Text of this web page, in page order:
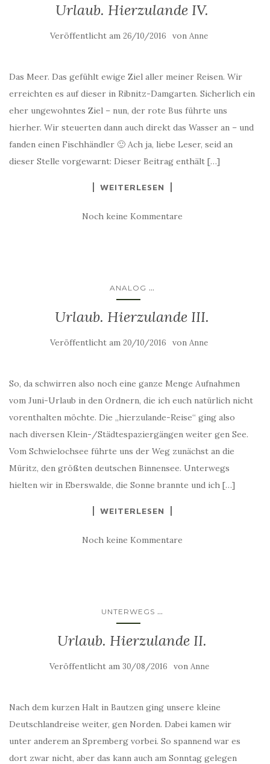
Urlaub. Hierzulande IV.
Veröffentlicht am 26/10/2016 von Anne
Das Meer. Das gefühlt ewige Ziel aller meiner Reisen. Wir
erreichten es auf dieser in Ribnitz-Damgarten. Sicherlich ein
eher ungewohntes Ziel – nun, der rote Bus führte uns
hierher. Wir steuerten dann auch direkt das Wasser an – und
fanden einen Fischhändler 🙂 Ach ja, liebe Leser, seid an
dieser Stelle vorgewarnt: Dieser Beitrag enthält […]
WEITERLESEN
Noch keine Kommentare
ANALOG ...
Urlaub. Hierzulande III.
Veröffentlicht am 20/10/2016 von Anne
So, da schwirren also noch eine ganze Menge Aufnahmen
vom Juni-Urlaub in den Ordnern, die ich euch natürlich nicht
vorenthalten möchte. Die „hierzulande-Reise“ ging also
nach diversen Klein-/Städtespaziergängen weiter gen See.
Vom Schwielochsee führte uns der Weg zunächst an die
Müritz, den größten deutschen Binnensee. Unterwegs
hielten wir in Eberswalde, die Sonne brannte und ich […]
WEITERLESEN
Noch keine Kommentare
UNTERWEGS ...
Urlaub. Hierzulande II.
Veröffentlicht am 30/08/2016 von Anne
Nach dem kurzen Halt in Bautzen ging unsere kleine
Deutschlandreise weiter, gen Norden. Dabei kamen wir
unter anderem an Spremberg vorbei. So spannend war es
dort zwar nicht, aber das kann auch am Sonntag gelegen